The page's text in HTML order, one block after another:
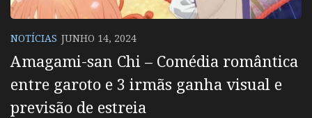
NOTÍCIAS JUNHO 14, 2024
Amagami-san Chi – Comédia romântica
entre garoto e 3 irmãs ganha visual e
previsão de estreia